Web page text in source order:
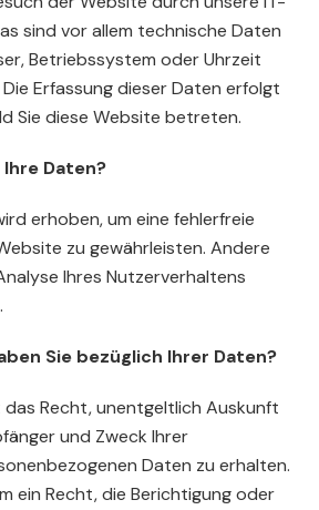
sind vor allem technische Daten
Betriebssystem oder Uhrzeit
Erfassung dieser Daten erfolgt
Sie diese Website betreten.
Daten?
erhoben, um eine fehlerfreie
zu gewährleisten. Andere
Ihres Nutzerverhaltens
Sie bezüglich Ihrer Daten?
das Recht, unentgeltlich Auskunft
und Zweck Ihrer
Daten zu erhalten.
ein Recht, die Berichtigung oder